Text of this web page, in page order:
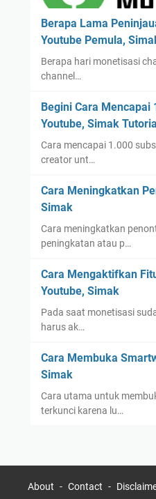
Berapa Lama
Youtube Pemula,
Berapa hari monetisasi
channel…
Begini Cara Mencapai
Youtube, Simak
Cara mencapai 1.000
creator unt…
Cara Meningkatkan
Simak
Cara meningkatkan
peningkatan atau p…
Cara Mengaktifkan
Youtube, Simak
Pada saat monetisasi
harus ak…
Cara Membuka
Simak
Cara utama untuk
terkunci karena lu…
About Contact